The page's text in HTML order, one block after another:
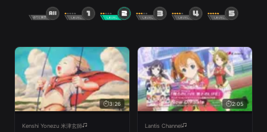
3:26
Kenshi Yonezu 米津玄師
2:05
Lantis Channel